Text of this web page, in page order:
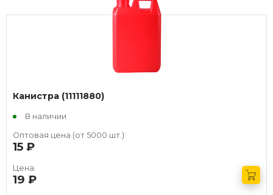
Канистра (11111880)
В наличии
Оптовая цена (от 5000 шт.):
15
Цена:
19